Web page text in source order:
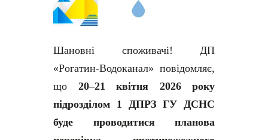
Шановні споживачі! ДП
«Рогатин-Водоканал» повідомляє,
що 20–21 квітня 2026 року
підрозділом 1 ДПРЗ ГУ ДСНС
буде проводитися планова